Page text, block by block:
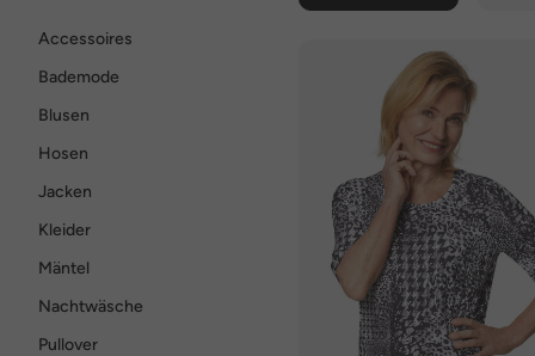
Accessoires
Bademode
Blusen
Hosen
Jacken
Kleider
Mäntel
Nachtwäsche
Pullover